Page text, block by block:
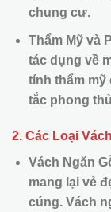
chung cư.
Thẩm Mỹ và
tác dụng về
tính thẩm mỹ
tắc phong
2. Các Loại
Vách Ngăn
mang lại vẻ
cúng. Vách